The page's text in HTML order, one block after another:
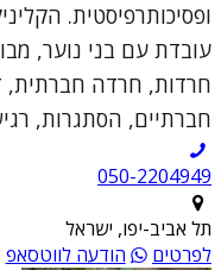
ופסיכותרפיסטית.
עובדת עם בני נוער,
חרדות, חרדה חברתית,
חברתיים, הסתגרות,
050-2204949
תל אביב-יפו, ישראל
לפרטים
הודעה לווטסאפ